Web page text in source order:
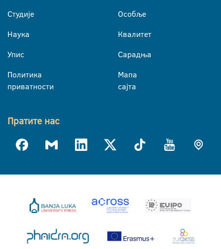
Студије
Наука
Упис
Политика
приватности
Особље
Квалитет
Сарадња
Мапа
сајта
Пратите нас